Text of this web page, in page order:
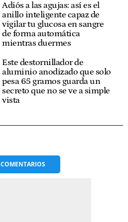
Adiós a las agujas: así es el
anillo inteligente capaz de
vigilar tu glucosa en sangre
de forma automática
mientras duermes
Este destornillador de
aluminio anodizado que solo
pesa 65 gramos guarda un
secreto que no se ve a simple
vista
COMENTARIOS